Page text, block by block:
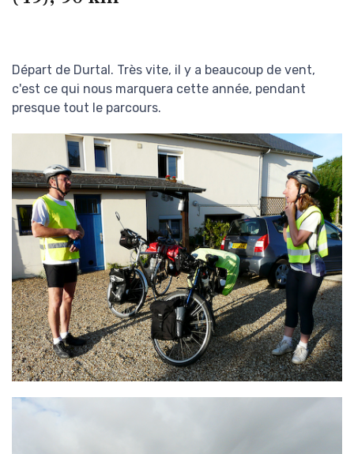
Départ de Durtal. Très vite, il y a beaucoup de vent,
c'est ce qui nous marquera cette année, pendant
presque tout le parcours.